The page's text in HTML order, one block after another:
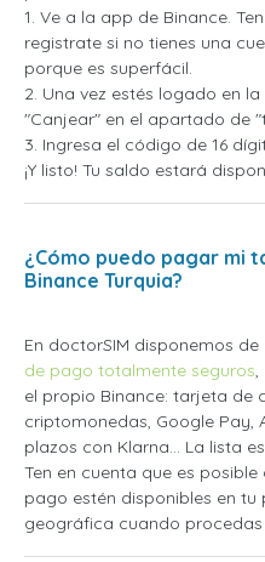
1. Ve a la app de Binance.
registrate si no tienes una
porque es superfácil.
2. Una vez estés logado en
"Canjear" en el apartado de
3. Ingresa el código de 16
¡Y listo! Tu saldo estará
¿Cómo puedo pagar mi
Binance Turquia?
En doctorSIM disponemos de
de pago totalmente seguros,
el propio Binance: tarjeta de
criptomonedas, Google Pay,
plazos con Klarna... La lista
Ten en cuenta que es
pago estén disponibles en
geográfica cuando